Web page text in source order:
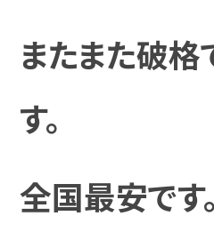
またまた破格
す。
全国最安です